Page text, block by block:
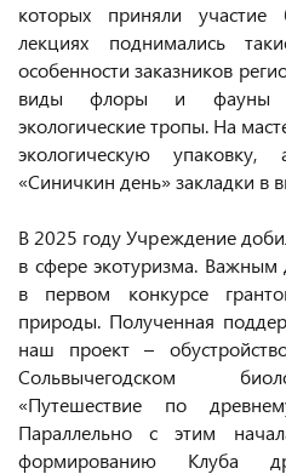
которых приняли
лекциях поднимались
особенности заказников
виды флоры и фауны
экологические тропы. На
экологическую
«Синичкин день» закладки в
В 2025 году Учреждение
в сфере экотуризма. Важным
в первом конкурсе
природы. Полученная
наш проект –
Сольвычегодском
«Путешествие по
Параллельно с этим
формированию Клуба